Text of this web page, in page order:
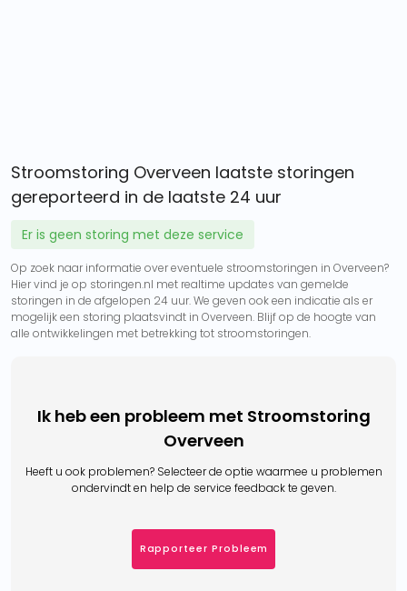
Stroomstoring Overveen laatste storingen
gereporteerd in de laatste 24 uur
Er is geen storing met deze service
Op zoek naar informatie over eventuele stroomstoringen in Overveen?
Hier vind je op storingen.nl met realtime updates van gemelde
storingen in de afgelopen 24 uur. We geven ook een indicatie als er
mogelijk een storing plaatsvindt in Overveen. Blijf op de hoogte van
alle ontwikkelingen met betrekking tot stroomstoringen.
Ik heb een probleem met Stroomstoring
Overveen
Heeft u ook problemen? Selecteer de optie waarmee u problemen
ondervindt en help de service feedback te geven.
Rapporteer Probleem